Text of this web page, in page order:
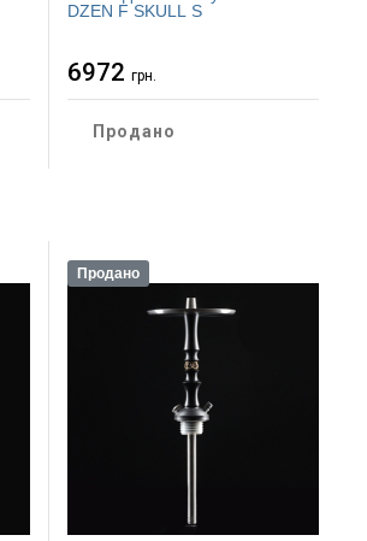
DZEN F SKULL S
6972 грн.
Продано
Продано